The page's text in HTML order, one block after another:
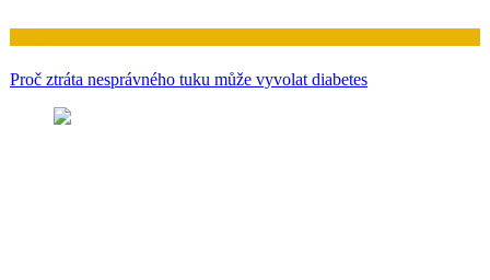
Proč ztráta nesprávného tuku může vyvolat diabetes